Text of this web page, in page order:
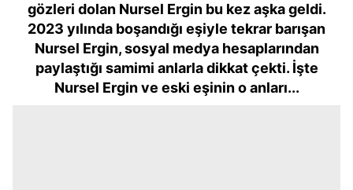
gözleri dolan Nursel Ergin bu kez aşka geldi.
2023 yılında boşandığı eşiyle tekrar barışan
Nursel Ergin, sosyal medya hesaplarından
paylaştığı samimi anlarla dikkat çekti. İşte
Nursel Ergin ve eski eşinin o anları...